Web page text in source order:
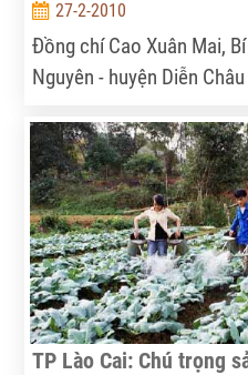
27-2-2010
Đồng chí Cao Xuân Mai,
Nguyên - huyện Diễn
TP Lào Cai: Chú trọng